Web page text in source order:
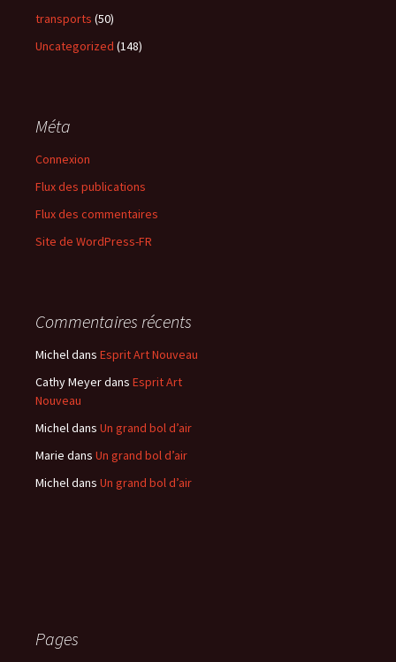
transports (50)
Uncategorized (148)
Méta
Connexion
Flux des publications
Flux des commentaires
Site de WordPress-FR
Commentaires récents
Michel dans Esprit Art Nouveau
Cathy Meyerdans Esprit Art
Nouveau
Michel dans Un grand bol d’air
Marie dans Un grand bol d’air
Michel dans Un grand bol d’air
Pages